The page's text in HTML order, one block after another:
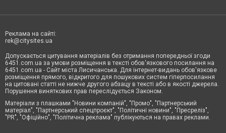
Реклама на сайті:
rek@citysites.ua
Допускається цитування матеріалів без отримання попередньої згоди
6451.com.ua за умови розміщення в тексті обов'язкового посилання на
6451.com.ua - Сайт міста Лисичанська. Для інтернет-видань обов'язкове
розміщення прямого, відкритого для пошукових систем гіперпосилання
на цитовані статті не нижче другого абзацу в тексті або в якості джерела.
Порушення виняткових прав переслідується Законом.
Матеріали з плашками "Новини компаній", "Промо", "Партнерський
матеріал", "Партнерський спецпроєкт", "Політичні новини", "Пресреліз",
"PR", "Офіційно", "Політична реклама" публікуються на правах реклами.